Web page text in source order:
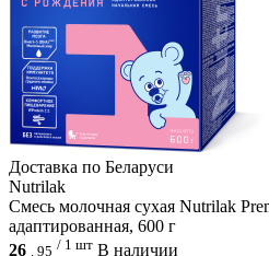
Доcтавка по Беларуси
Nutrilak
Смесь молочная сухая Nutrilak
адаптированная, 600 г
26
95 / 1 шт В наличии